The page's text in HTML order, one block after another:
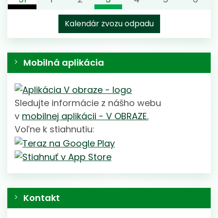
Malachov (Banská Bystrica)Malachov (Banská Bystrica)
Komunálny odpad
Malachov (Banská Bystrica)
Sklo
Malachov (Banská Bystrica)
Kalendár zvozu odpadu
Mobilná aplikácia
Sledujte informácie z nášho webu
v mobilnej aplikácii - V OBRAZE.
Voľne k stiahnutiu:
Kontakt